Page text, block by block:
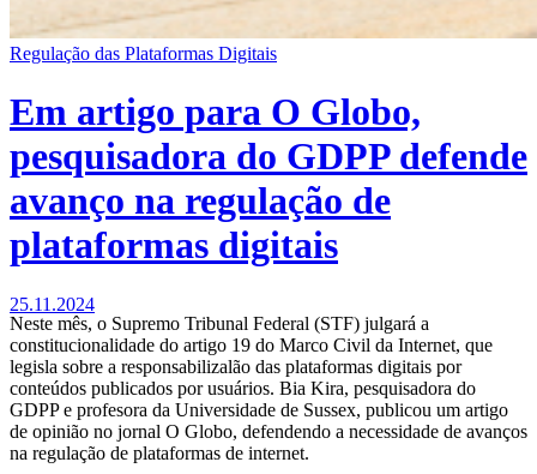
Regulação das Plataformas Digitais
Em artigo para O Globo,
pesquisadora do GDPP defende
avanço na regulação de
plataformas digitais
25.11.2024
Neste mês, o Supremo Tribunal Federal (STF) julgará a
constitucionalidade do artigo 19 do Marco Civil da Internet, que
legisla sobre a responsabilizalão das plataformas digitais por
conteúdos publicados por usuários. Bia Kira, pesquisadora do
GDPP e profesora da Universidade de Sussex, publicou um artigo
de opinião no jornal O Globo, defendendo a necessidade de avanços
na regulação de plataformas de internet.